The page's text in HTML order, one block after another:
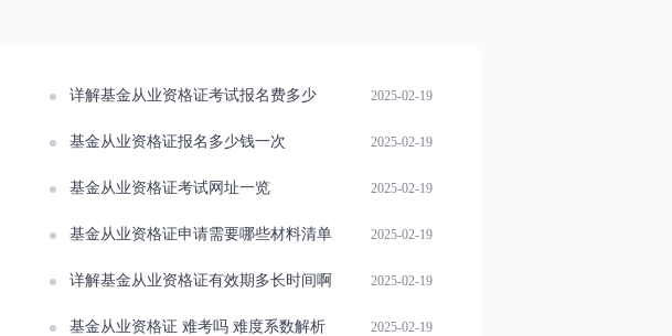
详解基金从业资格证考试报名费多少 2025-02-19
基金从业资格证报名多少钱一次 2025-02-19
基金从业资格证考试网址一览 2025-02-19
基金从业资格证申请需要哪些材料清单 2025-02-19
详解基金从业资格证有效期多长时间啊 2025-02-19
基金从业资格证 难考吗 难度系数解析 2025-02-19